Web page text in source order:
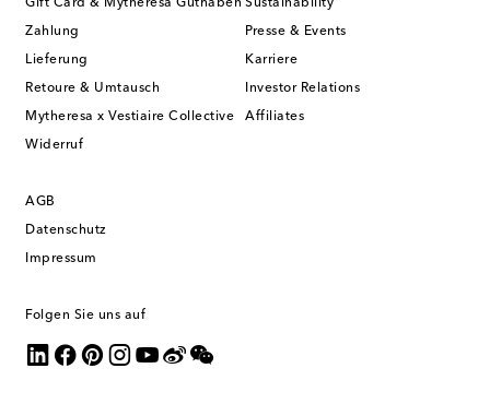
Gift Card & Mytheresa Guthaben
Zahlung
Lieferung
Retoure & Umtausch
Mytheresa x Vestiaire Collective
Widerruf
Sustainability
Presse & Events
Karriere
Investor Relations
Affiliates
AGB
Datenschutz
Impressum
Folgen Sie uns auf